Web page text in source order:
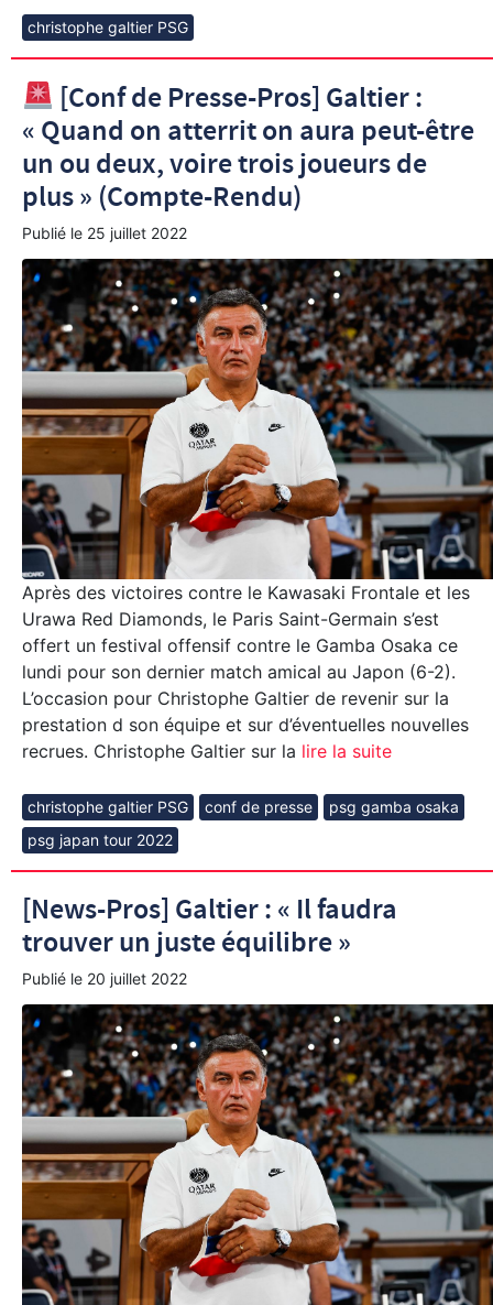
christophe galtier PSG
[Conf de Presse-Pros] Galtier :
« Quand on atterrit on aura peut-être
un ou deux, voire trois joueurs de
plus » (Compte-Rendu)
Publié le 25 juillet 2022
Après des victoires contre le Kawasaki Frontale et les
Urawa Red Diamonds, le Paris Saint-Germain s’est
offert un festival offensif contre le Gamba Osaka ce
lundi pour son dernier match amical au Japon (6-2).
L’occasion pour Christophe Galtier de revenir sur la
prestation d son équipe et sur d’éventuelles nouvelles
recrues. Christophe Galtier sur la lire la suite
christophe galtier PSG conf de presse
psg gamba osaka
psg japan tour 2022
[News-Pros] Galtier : « Il faudra
trouver un juste équilibre »
Publié le 20 juillet 2022